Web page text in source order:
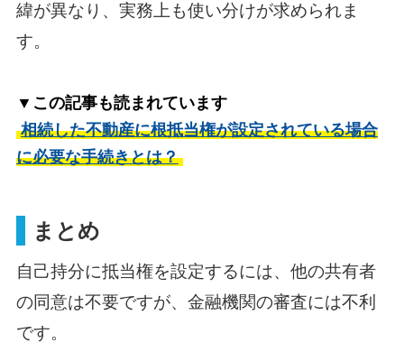
緯が異なり、実務上も使い分けが求められま
す。
▼この記事も読まれています
相続した不動産に根抵当権が設定されている場合
に必要な手続きとは？
まとめ
自己持分に抵当権を設定するには、他の共有者
の同意は不要ですが、金融機関の審査には不利
です。